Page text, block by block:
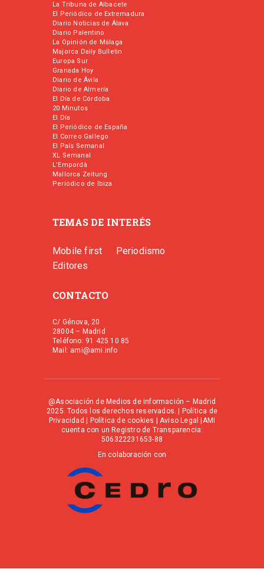
La Tribuna de Albacete
El Periódico de Extremadura
Diario Noticias de Álava
Diario Palentino
La Opinión de Málaga
Majorca Daily Bulletin
Europa Sur
Granada Hoy
Diario de Ávila
Diario de Almería
El Día de Córdoba
20 Minutos
El Día
El Periódico de España
El Correo Gallego
El País Semanal
XL Semanal
L’Empordà
Mallorca Zeitung
Periódico de Ibiza
TEMAS DE INTERÉS
Mobile first
Periodismo
Editores
CONTACTO
C/ Génova, 20
28004 – Madrid
Teléfono: 91 425 10 85
Mail: ami@ami.info
@Asociación de Medios de información – Madrid
2025. Todos los derechos reservados. |
Política de
Privacidad
Política de cookies Aviso Legal
|AMI
cuenta con un Registro de Transparencia:
506322231653-88
En colaboración con